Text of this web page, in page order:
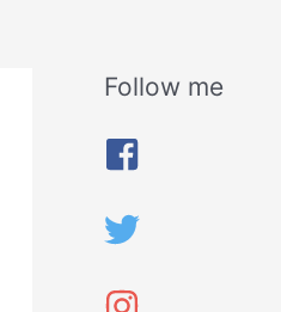
Follow me
A
i
e